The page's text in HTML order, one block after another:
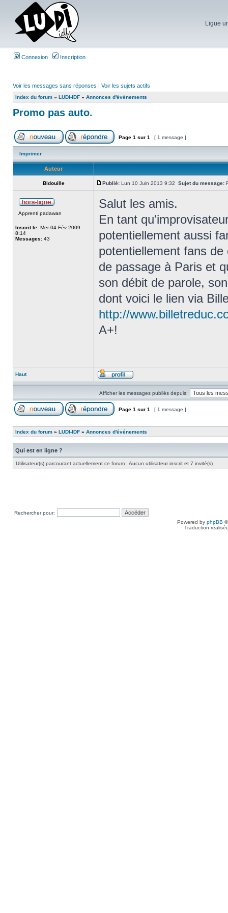
Ligue
Connexion Inscription
Voir les messages sans réponses | Voir les sujets actifs
Index du forum » LUDI-IDF » Annonces d'événements
Promo pas auto.
Page 1 sur 1 [ 1 message ]
Imprimer
Auteur
Bidouille Publié: Lun 10 Juin 2013 9:32 Sujet du message:
Apprenti padawan
Inscrit le: Mer 04 Fév 2009
8:14
Messages: 43
Salut les amis.
En tant
potentiellement aussi
potentiellement fans
de passage à Paris et
son débit de parole,
dont voici le lien via
http://
A+!
Haut
Afficher les messages publiés depuis:
Page 1 sur 1 [ 1 message ]
Index du forum » LUDI-IDF » Annonces d'événements
Qui est en ligne ?
Utilisateur(s) parcourant actuellement ce forum : Aucun utilisateur inscrit et 7 invité(s)
Rechercher pour:
Powered by phpBB
Traduction